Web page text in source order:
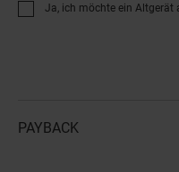
Ja, ich möchte ein Altgerät
PAYBACK